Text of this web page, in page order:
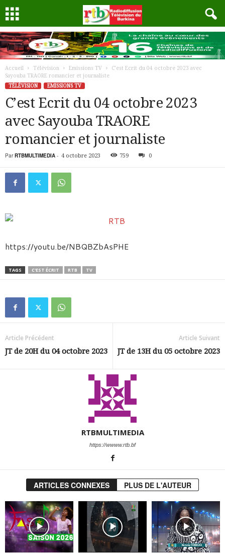
Accueil Télévision Emissions TV
C’est Ecrit du 04 octobre 2023 avec
Sayouba TRAORE romancier et journaliste
TÉLÉVISION
EMISSIONS TV
C’est Ecrit du 04 octobre 2023
avec Sayouba TRAORE
romancier et journaliste
Par RTBMULTIMEDIA - 4 octobre 2023 759 0
https://youtu.be/NBQBZbAsPHE
TAGS C'EST ÉCRIT RTB TV
Article Précédent
JT de 20H du 04 octobre 2023
Article Suivant
JT de 13H du 05 octobre 2023
RTBMULTIMEDIA
https://wwww.rtb.bf
ARTICLES CONNEXES PLUS DE L'AUTEUR